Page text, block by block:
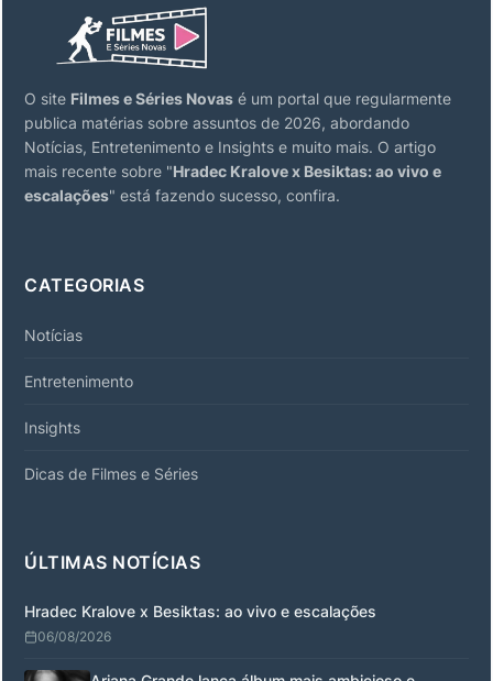
O site Filmes e Séries Novas é um portal que regularmente
publica matérias sobre assuntos de 2026, abordando
Notícias, Entretenimento e Insights e muito mais. O artigo
mais recente sobre "Hradec Kralove x Besiktas: ao vivo e
escalações" está fazendo sucesso, confira.
CATEGORIAS
Notícias
Entretenimento
Insights
Dicas de Filmes e Séries
ÚLTIMAS NOTÍCIAS
Hradec Kralove x Besiktas: ao vivo e escalações
06/08/2026